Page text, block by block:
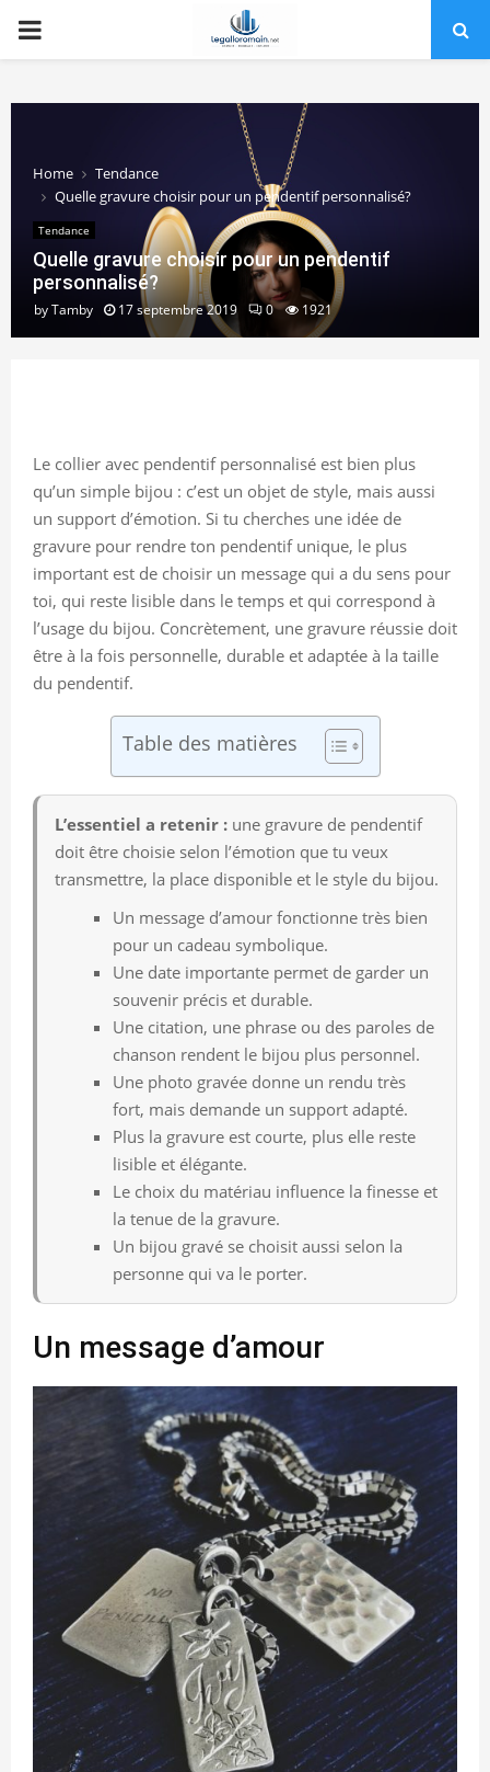
PRIMARY
Home
Tendance
Quelle gravure choisir pour un pendentif personnalisé?
Tendance
Quelle gravure choisir pour un pendentif
personnalisé?
byTamby 17 septembre 2019 0 1921
Le collier avec pendentif personnalisé est bien plus
qu’un simple bijou : c’est un objet de style, mais aussi
un support d’émotion. Si tu cherches une idée de
gravure pour rendre ton pendentif unique, le plus
important est de choisir un message qui a du sens pour
toi, qui reste lisible dans le temps et qui correspond à
l’usage du bijou. Concrètement, une gravure réussie doit
être à la fois personnelle, durable et adaptée à la taille
du pendentif.
Table des matières
L’essentiel a retenir : une gravure de pendentif
doit être choisie selon l’émotion que tu veux
transmettre, la place disponible et le style du bijou.
Un message d’amour fonctionne très bien
pour un cadeau symbolique.
Une date importante permet de garder un
souvenir précis et durable.
Une citation, une phrase ou des paroles de
chanson rendent le bijou plus personnel.
Une photo gravée donne un rendu très
fort, mais demande un support adapté.
Plus la gravure est courte, plus elle reste
lisible et élégante.
Le choix du matériau influence la finesse et
la tenue de la gravure.
Un bijou gravé se choisit aussi selon la
personne qui va le porter.
Un message d’amour